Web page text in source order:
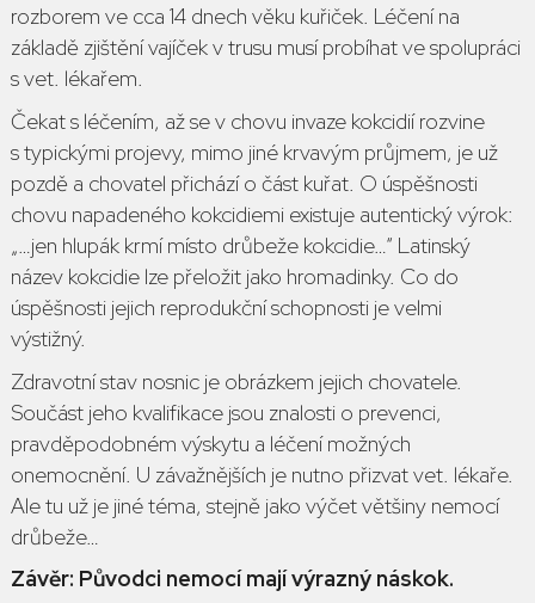
rozborem ve cca 14 dnech věku kuřiček. Léčení na
základě zjištění vajíček v trusu musí probíhat ve spolupráci
s vet. lékařem.
Čekat s léčením, až se v chovu invaze kokcidií rozvine
s typickými projevy, mimo jiné krvavým průjmem, je už
pozdě a chovatel přichází o část kuřat. O úspěšnosti
chovu napadeného kokcidiemi existuje autentický výrok:
„… jen hlupák krmí místo drůbeže kokcidie…“ Latinský
název kokcidielze přeložit jako hromadinky. Co do
úspěšnosti jejich reprodukční schopnosti je velmi
výstižný.
Zdravotní stav nosnic je obrázkem jejich chovatele.
Součást jeho kvalifikace jsou znalosti o prevenci,
pravděpodobném výskytu a léčení možných
onemocnění. U závažnějších je nutno přizvat vet. lékaře.
Ale tu už je jiné téma, stejně jako výčet většiny nemocí
drůbeže…
Závěr: Původci nemocí mají výrazný náskok.